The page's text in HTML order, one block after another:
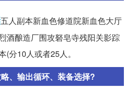
五人副本新血色修道院新血色大厅
酒酿造厂围攻砮皂寺残阳关影踪
分10人或者25人。
、输出循环、装备选择?